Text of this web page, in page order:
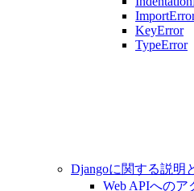
KeyError
TypeError
Djangoに関する説明
Web APIへのア